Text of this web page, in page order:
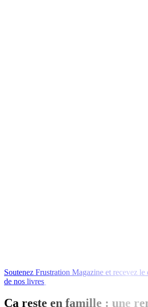
Soutenez Frustration Magazine et recevez le
de nos livres
Ça reste en famille : une